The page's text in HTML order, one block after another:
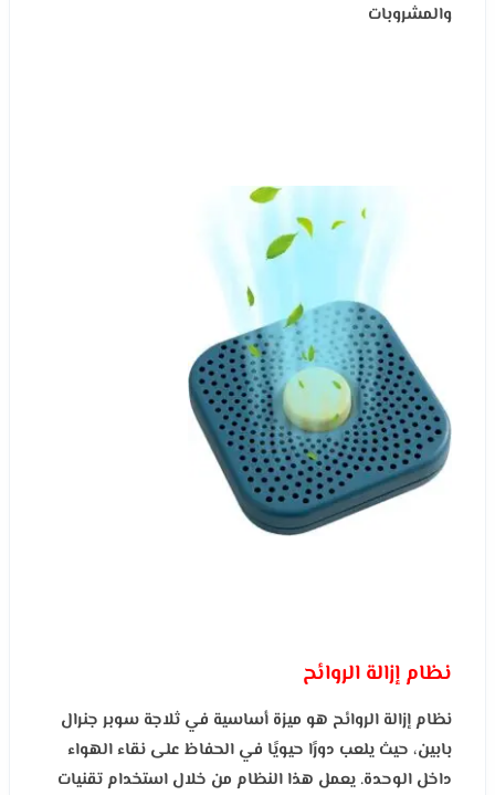
والمشروبات
نظام إزالة الروائح
نظام إزالة الروائح هو ميزة أساسية في ثلاجة سوبر جنرال
بابين، حيث يلعب دورًا حيويًا في الحفاظ على نقاء الهواء
داخل الوحدة. يعمل هذا النظام من خلال استخدام تقنيات